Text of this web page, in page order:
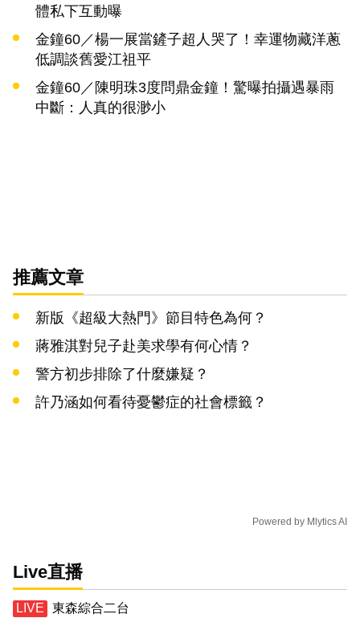
體私下互動曝
金鐘60／楊一展當鏟子超人哭了！幸運物藏洋蔥
低調談舊愛江祖平
金鐘60／陳明珠3度問鼎金鐘！驚曝拍攝遇暴雨
中斷：人真的很渺小
推薦文章
新版《超級大熱門》節目特色為何？
蔣雅淇對兒子赴美求學有何心情？
警方初步排除了什麼嫌疑？
許乃涵如何看待憂鬱症的社會標籤？
Powered by Mlytics AI
Live直播
東森綜合二台